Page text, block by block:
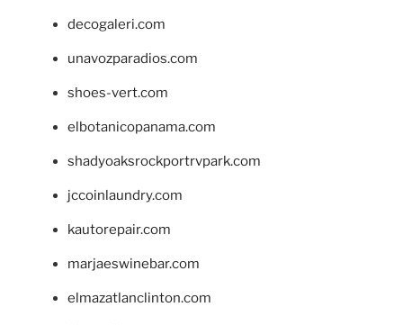
decogaleri.com
unavozparadios.com
shoes-vert.com
elbotanicopanama.com
shadyoaksrockportrvpark.com
jccoinlaundry.com
kautorepair.com
marjaeswinebar.com
elmazatlanclinton.com